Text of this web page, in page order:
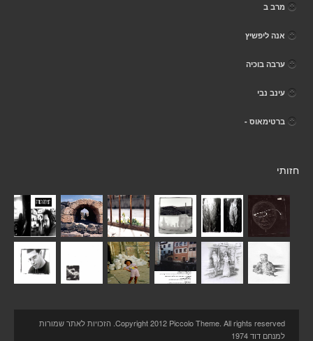
מרב ב
אנה ליפשיץ
ערבה בוכיה
עינב נבי
ברטימאוס -
חזותי
Copyright 2012 Piccolo Theme. All rights reserved. הזכויות לאתר שמורות
למנחם דוד 1974